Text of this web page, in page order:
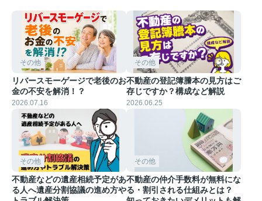
その他
リバースモーゲージで老後のお
金の不安を解消！？
2026.07.16
その他
不動産の登記簿謄本の見方はご
存じですか？構成など解説
2026.06.25
その他
不動産などの遺産相続予定があ
る人へ遺産分割協議の進め方や
その他
不動産の仲介手数料が無料にな
る・割引される仕組みとは？